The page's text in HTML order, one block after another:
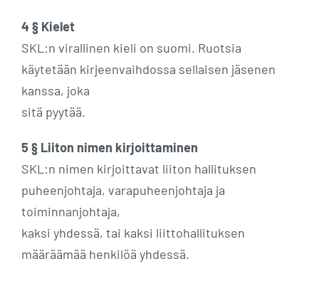
4 § Kielet
SKL:n virallinen kieli on suomi. Ruotsia
käytetään kirjeenvaihdossa sellaisen jäsenen
kanssa, joka
sitä pyytää.
5 § Liiton nimen kirjoittaminen
SKL:n nimen kirjoittavat liiton hallituksen
puheenjohtaja, varapuheenjohtaja ja
toiminnanjohtaja,
kaksi yhdessä, tai kaksi liittohallituksen
määräämää henkilöä yhdessä.